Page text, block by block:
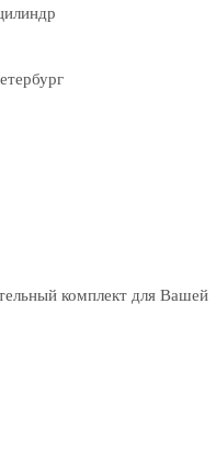
комплект для Вашей